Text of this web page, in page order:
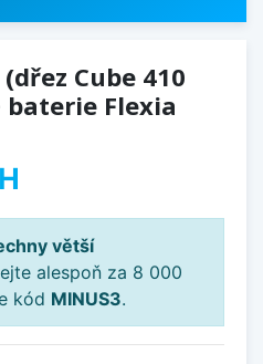
Cube 410
baterie Flexia
větší
alespoň za 8 000
kód MINUS3.